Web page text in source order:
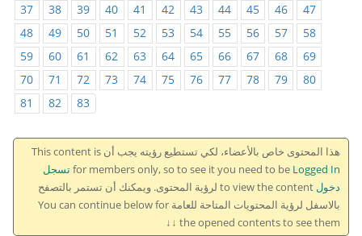
37
38 39 40 41 42 43 44 45 46
47
48
49 50 51 52 53 54 55 56 57
58
59
60 61 62 63 64 65 66 67 68
69
70
71 72 73 74 75 76 77 78 79
80
81
82 83
هذا المحتوى خاص بالأعضاء، لكي تستطيع رؤيته يجب أن This content is
for members only, so to see it you need to beLogged In تسجل
دخول
to view the content لرؤية المحتوى. ويمكنك أن تستمر بالتصفح
بالاسفل لرؤية المحتويات المتاحة للعامة You can continue below for
the opened contents to see them ↓↓